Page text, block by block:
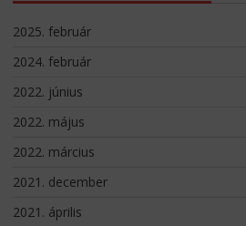
2025. február
2024. február
2022. június
2022. május
2022. március
2021. december
2021. április